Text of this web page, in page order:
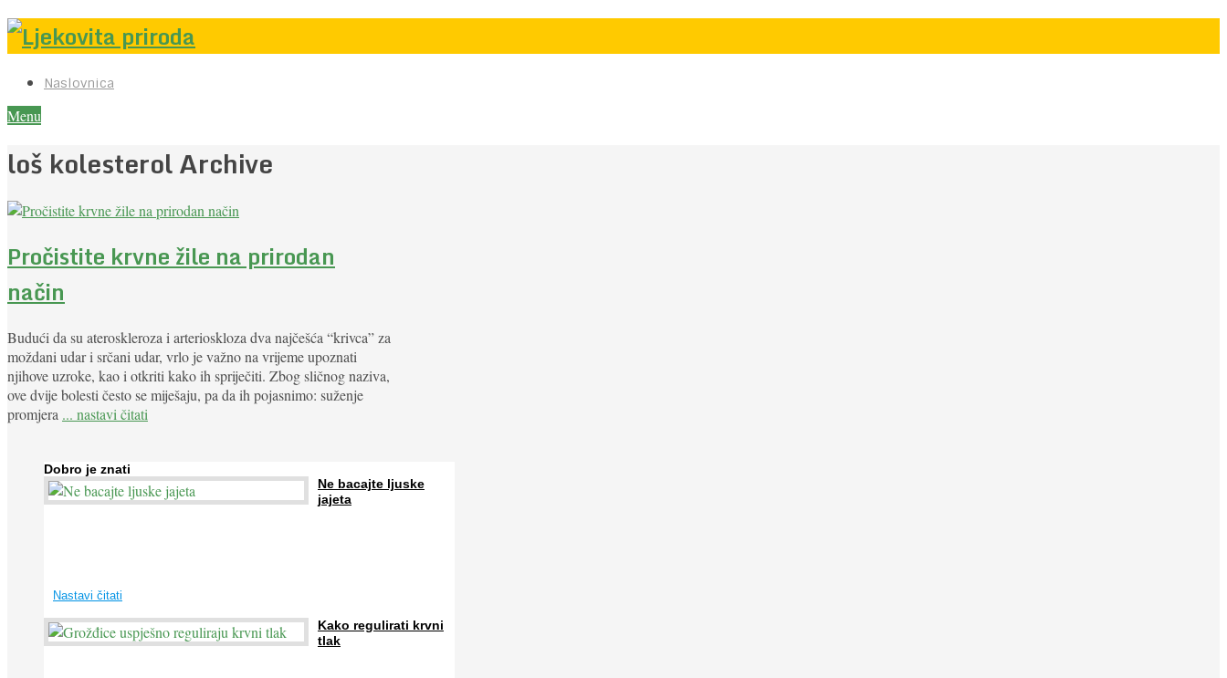
Naslovnica
Menu
loš kolesterol Archive
Pročistite krvne žile na prirodan
način
Budući da su ateroskleroza i arterioskloza dva najčešća “krivca” za
moždani udar i srčani udar, vrlo je važno na vrijeme upoznati
njihove uzroke, kao i otkriti kako ih spriječiti. Zbog sličnog naziva,
ove dvije bolesti često se miješaju, pa da ih pojasnimo: suženje
promjera ... nastavi čitati
Dobro je znati
Ne bacajte ljuske
jajeta
Nastavi čitati
Kako regulirati krvni
tlak